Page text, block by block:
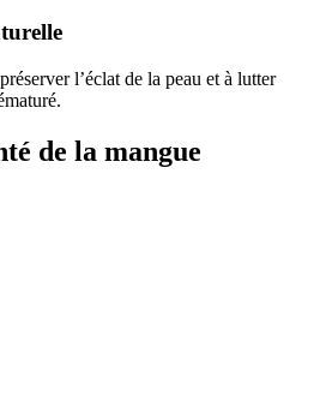
l’éclat de la peau et à lutter
de la mangue